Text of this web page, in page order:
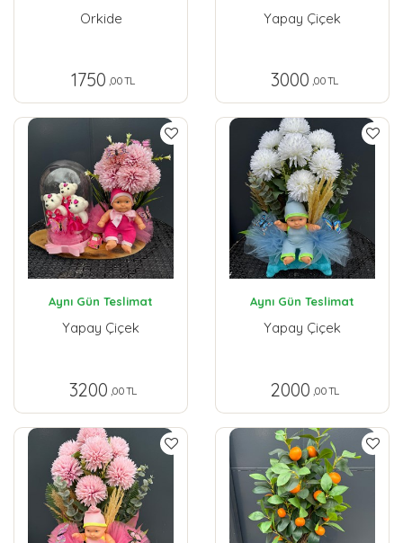
Orkide
1750 ,00 TL
Yapay Çiçek
3000 ,00 TL
Aynı Gün Teslimat
Yapay Çiçek
3200 ,00 TL
Aynı Gün Teslimat
Yapay Çiçek
2000 ,00 TL